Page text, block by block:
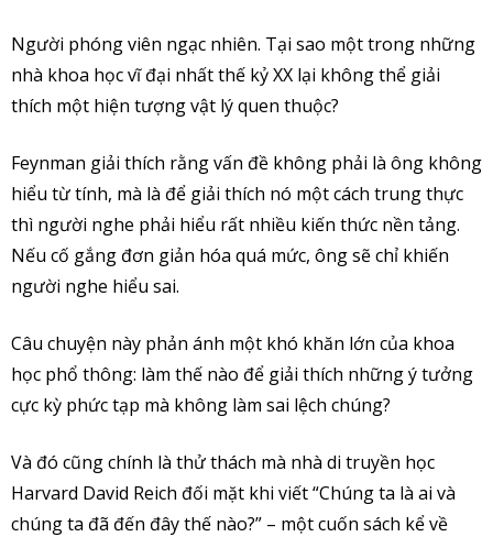
Người phóng viên ngạc nhiên. Tại sao một trong những
nhà khoa học vĩ đại nhất thế kỷ XX lại không thể giải
thích một hiện tượng vật lý quen thuộc?
Feynman giải thích rằng vấn đề không phải là ông không
hiểu từ tính, mà là để giải thích nó một cách trung thực
thì người nghe phải hiểu rất nhiều kiến thức nền tảng.
Nếu cố gắng đơn giản hóa quá mức, ông sẽ chỉ khiến
người nghe hiểu sai.
Câu chuyện này phản ánh một khó khăn lớn của khoa
học phổ thông: làm thế nào để giải thích những ý tưởng
cực kỳ phức tạp mà không làm sai lệch chúng?
Và đó cũng chính là thử thách mà nhà di truyền học
Harvard David Reich đối mặt khi viết “Chúng ta là ai và
chúng ta đã đến đây thế nào?” – một cuốn sách kể về